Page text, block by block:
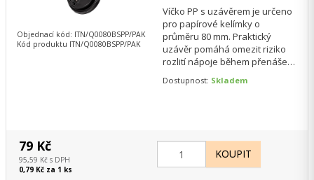
Víčko PP s uzávěrem je určeno
pro papírové kelímky o
průměru 80 mm. Praktický
uzávěr pomáhá omezit riziko
rozlití nápoje během přenášení
nečistotami.…
Dostupnost: Skladem
Objednací kód: ITN/Q0080BSPP/PAK
Kód produktu ITN/Q0080BSPP/PAK
79 Kč
95,59 Kč s DPH
0,79 Kč za 1 ks